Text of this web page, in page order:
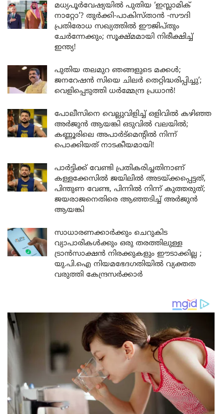
മധ്യപൂർവേഷ്യയിൽ പുതിയ ‘ഇസ്ലാമിക്
നാറ്റോ’? തുർക്കി-പാകിസ്താൻ -സൗദി
പ്രതിരോധ സഖ്യത്തിൽ ഈജിപ്തും
ചേർന്നേക്കും; സൂക്ഷ്മമായി നിരീക്ഷിച്ച്
ഇന്ത്യ!
പുതിയ തലമുറ ഞങ്ങളുടെ മക്കൾ;
ജനറേഷൻ സിയെ ചിലർ തെറ്റിദ്ധരിപ്പിച്ചു’;
വെളിപ്പെടുത്തി ധർമ്മേന്ദ്ര പ്രധാൻ!
പോലീസിനെ വെല്ലുവിളിച്ച് ഒളിവിൽ കഴിഞ്ഞ
അർജുൻ ആയങ്കി ഒടുവിൽ വലയിൽ;
കണ്ണൂരിലെ അപാർട്മെന്റിൽ നിന്ന്
പൊക്കിയത് നാടകീയമായി!
പാർട്ടിക്ക് വേണ്ടി പ്രതികരിച്ചതിനാണ്
കള്ളക്കേസിൽ ജയിലിൽ അടയ്ക്കപ്പെട്ടത്,
പിന്തുണ വേണ്ട, പിന്നിൽ നിന്ന് കുത്തരുത്;
ജയരാജനെതിരെ ആഞ്ഞടിച്ച് അർജുൻ
ആയങ്കി
സാധാരണക്കാർക്കും ചെറുകിട
വ്യാപാരികൾക്കും ഒരു തരത്തിലുള്ള
ട്രാൻസാക്ഷൻ നിരക്കുകളും ഈടാക്കില്ല ;
യു.പി.ഐ നിയമഭേദഗതിയിൽ വ്യക്തത
വരുത്തി കേന്ദ്രസർക്കാർ